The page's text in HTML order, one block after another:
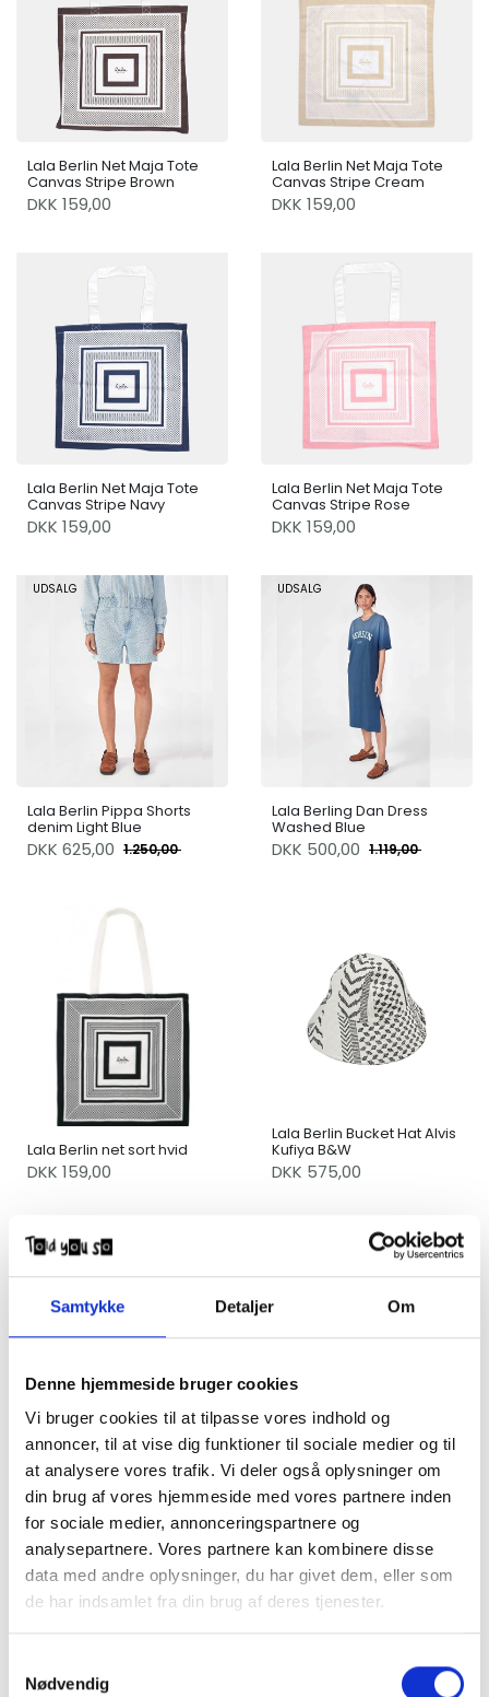
Samtykke Detaljer Om
Denne hjemmeside bruger cookies
Vi bruger cookies til at tilpasse vores indhold og
annoncer, til at vise dig funktioner til sociale medier og til
at analysere vores trafik. Vi deler også oplysninger om
din brug af vores hjemmeside med vores partnere inden
for sociale medier, annonceringspartnere og
analysepartnere. Vores partnere kan kombinere disse
data med andre oplysninger, du har givet dem, eller som
de har indsamlet fra din brug af deres tjenester.
Nødvendig
Lala Berlin Net Maja Tote
Canvas Stripe Brown
DKK 159,00
Lala Berlin Net Maja Tote
Canvas Stripe Cream
DKK 159,00
Lala Berlin Net Maja Tote
Canvas Stripe Navy
DKK 159,00
Lala Berlin Net Maja Tote
Canvas Stripe Rose
DKK 159,00
UDSALG
Lala Berlin Pippa Shorts
denim Light Blue
DKK 625,00 1.250,00
UDSALG
Lala Berling Dan Dress
Washed Blue
DKK 500,00 1.119,00
Lala Berlin net sort hvid
DKK 159,00
Lala Berlin Bucket Hat Alvis
Kufiya B&W
DKK 575,00
Lala Berlin Cube Athena
Lala Polka Blue XS
DKK 370,00
Lala Berlin Cube
Holographic Pastel
Multicolor
DKK 520,00
UDSALG